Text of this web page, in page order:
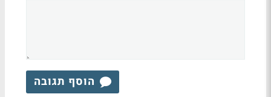
הוסף תגובה